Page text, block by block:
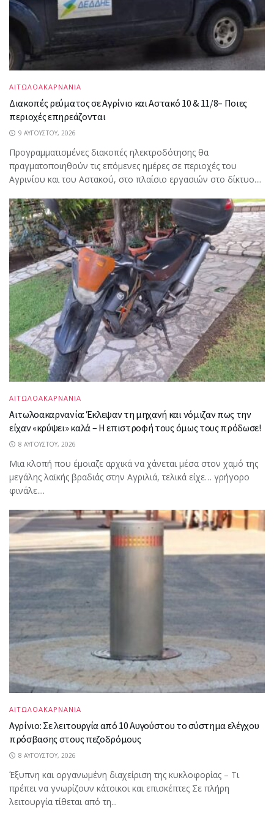
ΑΙΤΩΛΟΑΚΑΡΝΑΝΙΑ
Διακοπές ρεύματος σε Αγρίνιο και Αστακό 10 & 11/8– Ποιες
περιοχές επηρεάζονται
9 ΑΥΓΟΎΣΤΟΥ, 2026
Προγραμματισμένες διακοπές ηλεκτροδότησης θα
πραγματοποιηθούν τις επόμενες ημέρες σε περιοχές του
Αγρινίου και του Αστακού, στο πλαίσιο εργασιών στο δίκτυο....
ΑΙΤΩΛΟΑΚΑΡΝΑΝΙΑ
Αιτωλοακαρνανία: Έκλεψαν τη μηχανή και νόμιζαν πως την
είχαν «κρύψει» καλά – Η επιστροφή τους όμως τους πρόδωσε!
8 ΑΥΓΟΎΣΤΟΥ, 2026
Μια κλοπή που έμοιαζε αρχικά να χάνεται μέσα στον χαμό της
μεγάλης λαϊκής βραδιάς στην Αγριλιά, τελικά είχε… γρήγορο
φινάλε....
ΑΙΤΩΛΟΑΚΑΡΝΑΝΙΑ
Αγρίνιο: Σε λειτουργία από 10 Αυγούστου το σύστημα ελέγχου
πρόσβασης στους πεζοδρόμους
8 ΑΥΓΟΎΣΤΟΥ, 2026
Έξυπνη και οργανωμένη διαχείριση της κυκλοφορίας – Τι
πρέπει να γνωρίζουν κάτοικοι και επισκέπτες Σε πλήρη
λειτουργία τίθεται από τη...